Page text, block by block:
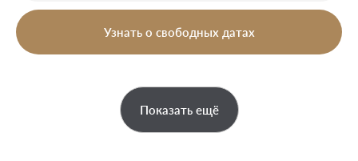
Узнать о свободных датах
Показать ещё